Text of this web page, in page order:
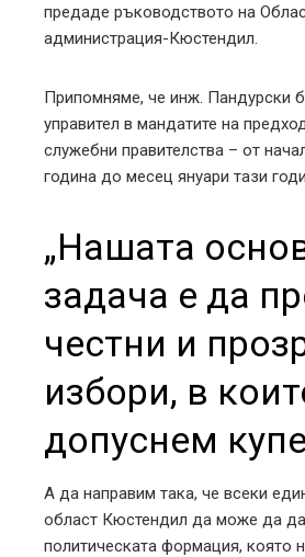
предаде ръководството на
администрация-Кюстендил.
Припомняме, че инж. Пандурски
управител в мандатите на
служебни правителства – от
година до месец януари тази
„Нашата
задача е да
честни и
избори, в
допуснем
А да направим така, че всеки
област Кюстендил да може да
политическата формация, която